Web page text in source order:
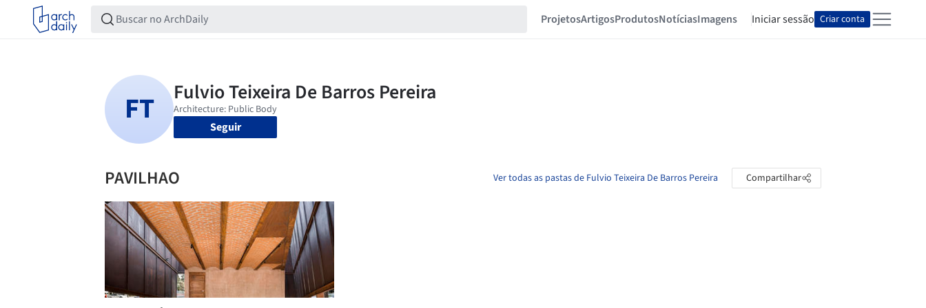
ProjetosArtigosProdutosNotíciasImagens Iniciar sessão Criar conta
Seguir
PAVILHAO Ver todas as pastas de Fulvio Teixeira De Barros Pereira Compartilhar